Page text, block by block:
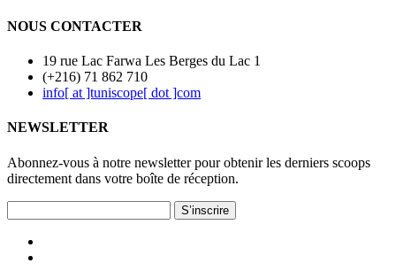
NOUS CONTACTER
19 rue Lac Farwa Les Berges du Lac 1
(+216) 71 862 710
info[ at ]tuniscope[ dot ]com
NEWSLETTER
Abonnez-vous à notre newsletter pour obtenir les derniers scoops
directement dans votre boîte de réception.
S’inscrire